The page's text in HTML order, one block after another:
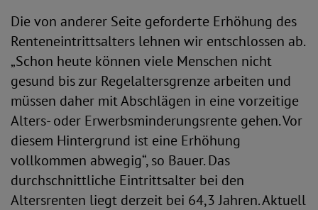
Die von anderer Seite geforderte Erhöhung des
Renteneintrittsalters lehnen wir entschlossen ab.
„Schon heute können viele Menschen nicht
gesund bis zur Regelaltersgrenze arbeiten und
müssen daher mit Abschlägen in eine vorzeitige
Alters- oder Erwerbsminderungsrente gehen. Vor
diesem Hintergrund ist eine Erhöhung
vollkommen abwegig“, so Bauer. Das
durchschnittliche Eintrittsalter bei den
Altersrenten liegt derzeit bei 64,3 Jahren. Aktuell